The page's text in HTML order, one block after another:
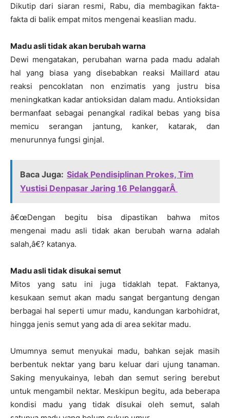
Dikutip dari siaran resmi, Rabu, dia membagikan fakta-
fakta di balik empat mitos mengenai keaslian madu.
Madu asli tidak akan berubah warna
Dewi mengatakan, perubahan warna pada madu adalah
hal yang biasa yang disebabkan reaksi Maillard atau
reaksi pencoklatan non enzimatis yang justru bisa
meningkatkan kadar antioksidan dalam madu. Antioksidan
bermanfaat sebagai penangkal radikal bebas yang bisa
memicu serangan jantung, kanker, katarak, dan
menurunnya fungsi ginjal.
Baca Juga: Sidak Pendisiplinan Prokes, Tim
Yustisi Denpasar Jaring 16 PelanggarÂ
â€œDengan begitu bisa dipastikan bahwa mitos
mengenai madu asli tidak akan berubah warna adalah
salah,â€? katanya.
Madu asli tidak disukai semut
Mitos yang satu ini juga tidaklah tepat. Faktanya,
kesukaan semut akan madu sangat bergantung dengan
berbagai hal seperti umur madu, kandungan karbohidrat,
hingga jenis semut yang ada di area sekitar madu.
Umumnya semut menyukai madu, bahkan sejak masih
berbentuk nektar yang baru keluar dari ujung tanaman.
Saking menyukainya, lebah dan semut sering berebut
untuk mengambil nektar. Meskipun begitu, ada beberapa
kondisi madu yang tidak disukai oleh semut, salah